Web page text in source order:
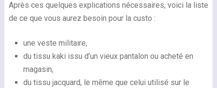
Après ces quelques explications nécessaires, voici la liste
de ce que vous aurez besoin pour la custo :
une veste militaire,
du tissu kaki issu d’un vieux pantalon ou acheté en
magasin,
du tissu jacquard, le même que celui utilisé sur le